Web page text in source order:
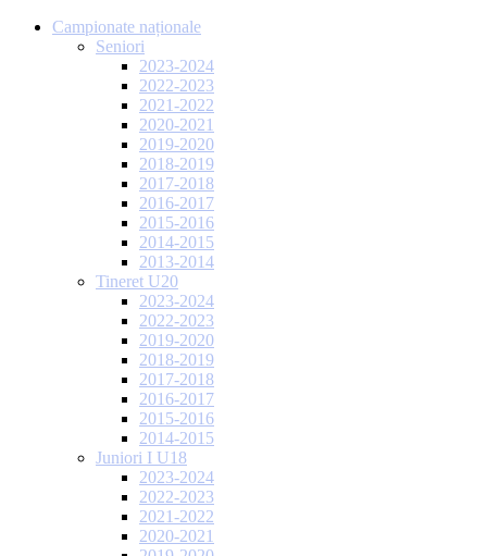
Campionate naționale
Seniori
2023-2024
2022-2023
2021-2022
2020-2021
2019-2020
2018-2019
2017-2018
2016-2017
2015-2016
2014-2015
2013-2014
Tineret U20
2023-2024
2022-2023
2019-2020
2018-2019
2017-2018
2016-2017
2015-2016
2014-2015
Juniori I U18
2023-2024
2022-2023
2021-2022
2020-2021